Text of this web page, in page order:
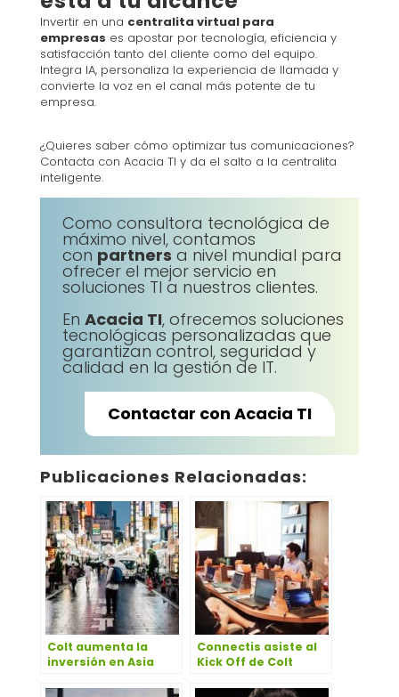
Invertir en una centralita virtual para
empresas es apostar por tecnología, eficiencia y
satisfacción tanto del cliente como del equipo.
Integra IA, personaliza la experiencia de llamada y
convierte la voz en el canal más potente de tu
empresa.
¿Quieres saber cómo optimizar tus comunicaciones?
Contacta con Acacia TI y da el salto a la centralita
inteligente.
Como consultora tecnológica de
máximo nivel, contamos
con partners a nivel mundial para
ofrecer el mejor servicio en
soluciones TI a nuestros clientes.
En Acacia TI, ofrecemos soluciones
tecnológicas personalizadas que
garantizan control, seguridad y
calidad en la gestión de IT.
Contactar con Acacia TI
Publicaciones Relacionadas:
Colt aumenta la
inversión en Asia
Connectis asiste al
Kick Off de Colt